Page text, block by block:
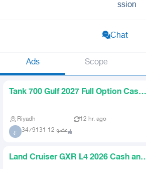
ssion
Chat
Ads Scope
Tank 700 Gulf 2027 Full Option Cash
Riyadh 12 hr. ago
ع عضو 12 3479131
Land Cruiser GXR L4 2026 Cash and